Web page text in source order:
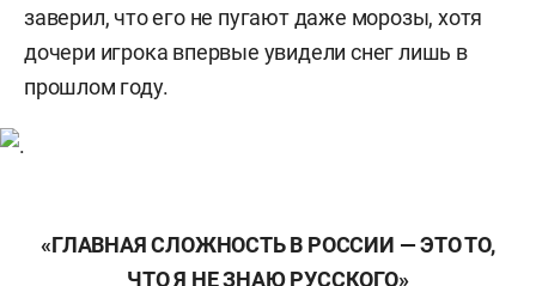
заверил, что его не пугают даже морозы, хотя
дочери игрока впервые увидели снег лишь в
прошлом году.
«ГЛАВНАЯ СЛОЖНОСТЬ В РОССИИ — ЭТО ТО,
ЧТО Я НЕ ЗНАЮ РУССКОГО»